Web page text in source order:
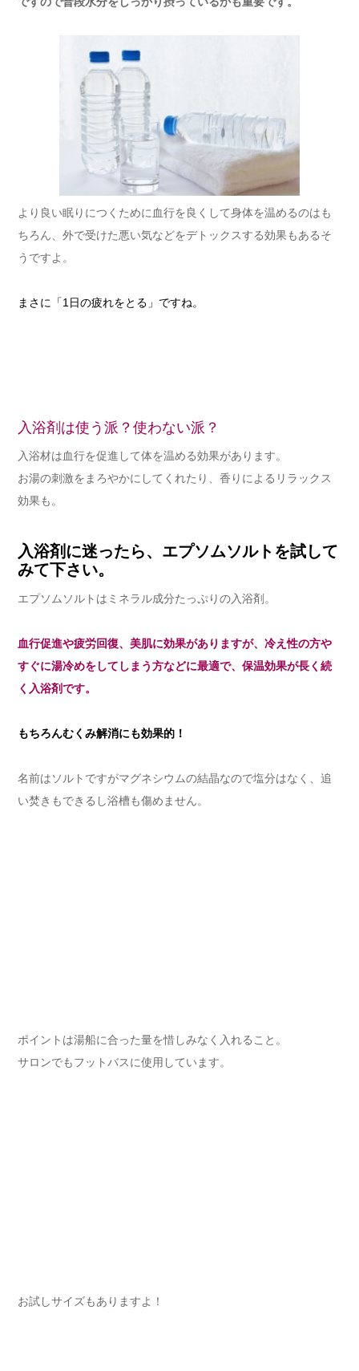
より良い眠りにつくために血行を良くして身体を温めるのはも
ちろん、外で受けた悪い気などをデトックスする効果もあるそ
うですよ。
まさに「1日の疲れをとる」ですね。
入浴剤は使う派？使わない派？
入浴材は血行を促進して体を温める効果があります。
お湯の刺激をまろやかにしてくれたり、香りによるリラックス
効果も。
入浴剤に迷ったら、エプソムソルトを試して
みて下さい。
エプソムソルトはミネラル成分たっぷりの入浴剤。
血行促進や疲労回復、美肌に効果がありますが、冷え性の方や
すぐに湯冷めをしてしまう方などに最適で、保温効果が長く続
く入浴剤です。
もちろんむくみ解消にも効果的！
名前はソルトですがマグネシウムの結晶なので塩分はなく、追
い焚きもできるし浴槽も傷めません。
ポイントは湯船に合った量を惜しみなく入れること。
サロンでもフットバスに使用しています。
お試しサイズもありますよ！